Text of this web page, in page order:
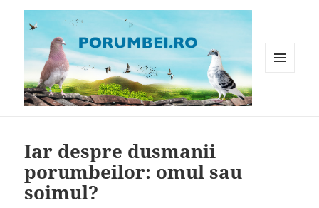
Iar despre dusmanii
porumbeilor: omul sau
soimul?